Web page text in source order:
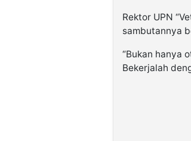
Rektor UPN
sambutannya
“Bukan hanya
Bekerjalah